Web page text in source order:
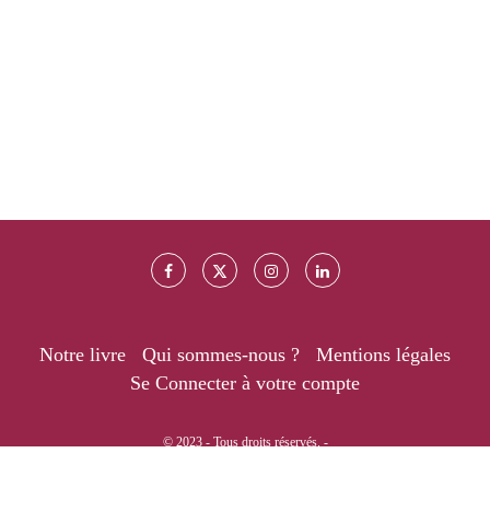
Notre livre Qui sommes-nous ?
Mentions légales
Se Connecter à votre compte
© 2023 - Tous droits réservés. -